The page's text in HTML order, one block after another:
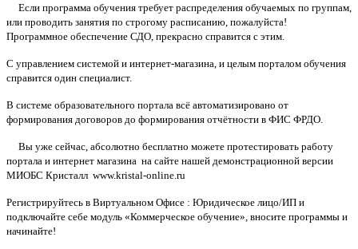
Если программа обучения требует распределения обучаемых по группам,
или проводить занятия по строгому расписанию, пожалуйста!
Программное обеспечение СДО, прекрасно справится с этим.
С управлением системой и интернет-магазина, и целым порталом обучения
справится один специалист.
В системе образовательного портала всё автоматизировано от
формирования договоров до формирования отчётности в ФИС ФРДО.
Вы уже сейчас, абсолютно бесплатно можете протестировать работу
портала и интернет магазина на сайте нашей демонстрационной версии
МИОБС Кристалл www.kristal-online.ru
Регистрируйтесь в Виртуальном Офисе : Юридическое лицо/ИП и
подключайте себе модуль «Коммерческое обучение», вносите программы и
начинайте!